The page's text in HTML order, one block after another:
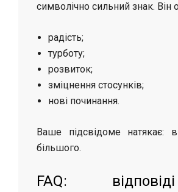
символічно сильний знак. Він
радість;
турботу;
розвиток;
зміцнення стосунків;
нові починання.
Ваше підсвідоме натякає:
більшого.
FAQ: